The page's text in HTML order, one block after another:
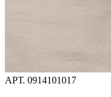
АРТ. 0914101017